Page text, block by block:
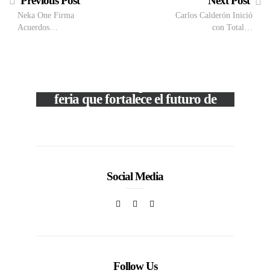
Neka One Firma
Acuerdos…
Carlos Calderón Inició
con Total…
feria que fortalece el futuro de
Social Media
Follow Us